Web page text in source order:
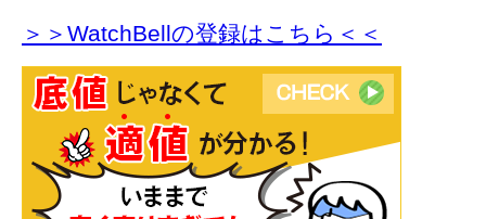
＞＞WatchBellの登録はこちら＜＜